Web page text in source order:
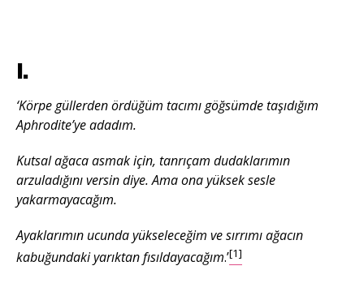
ı.
‘Körpe güllerden ördüğüm tacımı göğsümde taşıdığım
Aphrodite’ye adadım.
Kutsal ağaca asmak için, tanrıçam dudaklarımın
arzuladığını versin diye. Ama ona yüksek sesle
yakarmayacağım.
Ayaklarımın ucunda yükseleceğim ve sırrımı ağacın
kabuğundaki yarıktan fısıldayacağım.’[1]